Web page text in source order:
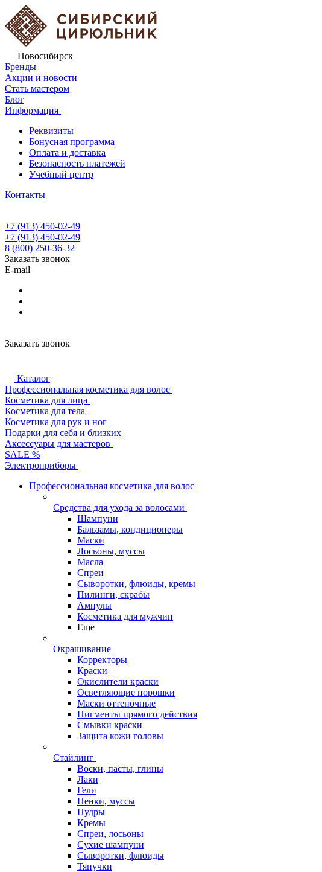
Новосибирск
Бренды
Акции и новости
Стать мастером
Блог
Информация
Реквизиты
Бонусная программа
Оплата и доставка
Безопасность платежей
Учебный центр
Контакты
+7 (913) 450-02-49
+7 (913) 450-02-49
8 (800) 250-36-32
Заказать звонок
E-mail
Заказать звонок
Каталог
Профессиональная косметика для волос
Косметика для лица
Косметика для тела
Косметика для рук и ног
Подарки для себя и близких
Аксессуары для мастеров
SALE %
Электроприборы
Профессиональная косметика для волос
Средства для ухода за волосами
Шампуни
Бальзамы, кондиционеры
Маски
Лосьоны, муссы
Масла
Спреи
Сыворотки, флюиды, кремы
Пилинги, скрабы
Ампулы
Косметика для мужчин
Еще
Окрашивание
Корректоры
Краски
Окислители краски
Осветляющие порошки
Маски оттеночные
Пигменты прямого действия
Смывки краски
Защита кожи головы
Стайлинг
Воски, пасты, глины
Лаки
Гели
Пенки, муссы
Пудры
Кремы
Спреи, лосьоны
Сухие шампуни
Сыворотки, флюиды
Тянучки